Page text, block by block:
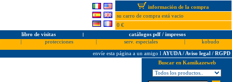
información de la compra
su carro de compra está vacio
0 €
libro de visitas l
catálogos pdf / impresos
protecciones serv. especiales
kobudo
envíe esta página a un amigo l AYUDA / Aviso legal / RGPD
Buscar en Kamikazeweb